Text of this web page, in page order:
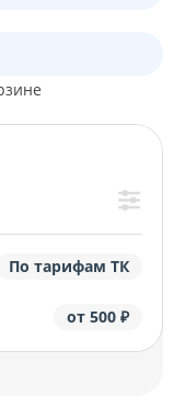
По тарифам ТК
от 500 ₽